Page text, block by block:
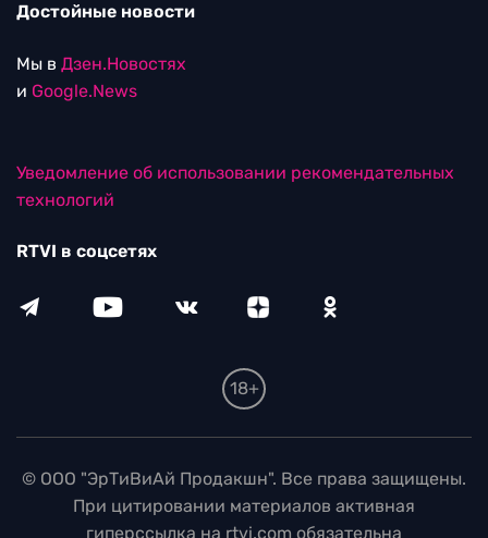
Достойные новости
Мы в Дзен.Новостях
и Google.News
Уведомление об использовании рекомендательных
технологий
RTVI в соцсетях
18+
© ООО "ЭрТиВиАй Продакшн". Все права защищены.
При цитировании материалов активная
гиперссылка на rtvi.com обязательна